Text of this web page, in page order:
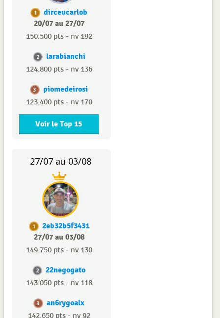
1
dirceucarlob
20/07 au 27/07
150.500 pts - nv 192
2 larabianchi
124.800 pts - nv 136
3 piomedeirosi
123.400 pts - nv 170
Voir le Top 15
27/07 au 03/08
1
2eb32b5f3431
27/07 au 03/08
149.750 pts - nv 130
2 22negogato
143.050 pts - nv 118
3 an6rygoalx
142.650 pts - nv 92